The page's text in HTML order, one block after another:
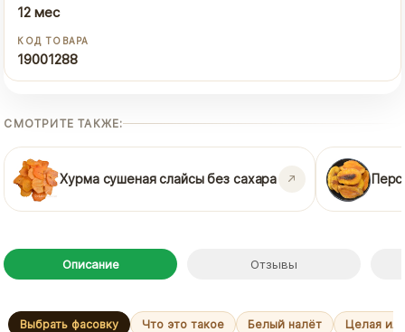
12 мес
КОД ТОВАРА
19001288
СМОТРИТЕ ТАКЖЕ:
Хурма сушеная слайсы без сахара
Описание Отзывы
Что это такое Белый налёт Целая
Выбрать фасовку